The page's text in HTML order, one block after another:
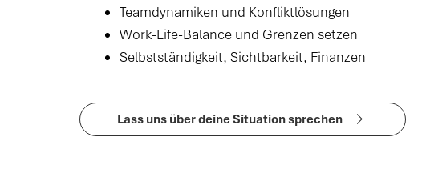
Teamdynamiken und Konfliktlösungen
Work-Life-Balance und Grenzen setzen
Selbstständigkeit, Sichtbarkeit, Finanzen
Lass uns über deine Situation sprechen